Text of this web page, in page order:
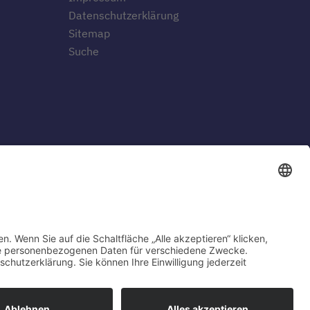
Datenschutzerklärung
Sitemap
Suche